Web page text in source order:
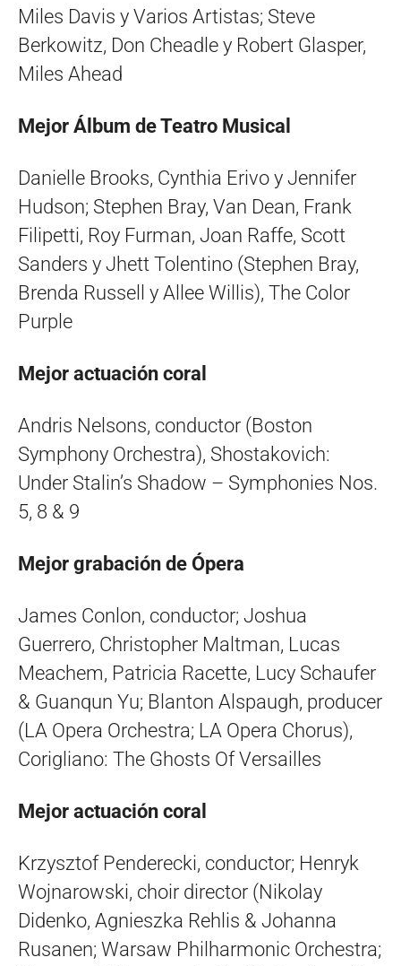
Miles Davis y Varios Artistas; Steve
Berkowitz, Don Cheadle y Robert Glasper,
Miles Ahead
Mejor Álbum de Teatro Musical
Danielle Brooks, Cynthia Erivo y Jennifer
Hudson; Stephen Bray, Van Dean, Frank
Filipetti, Roy Furman, Joan Raffe, Scott
Sanders y Jhett Tolentino (Stephen Bray,
Brenda Russell y Allee Willis), The Color
Purple
Mejor actuación coral
Andris Nelsons, conductor (Boston
Symphony Orchestra), Shostakovich:
Under Stalin’s Shadow – Symphonies Nos.
5, 8 & 9
Mejor grabación de Ópera
James Conlon, conductor; Joshua
Guerrero, Christopher Maltman, Lucas
Meachem, Patricia Racette, Lucy Schaufer
& Guanqun Yu; Blanton Alspaugh, producer
(LA Opera Orchestra; LA Opera Chorus),
Corigliano: The Ghosts Of Versailles
Mejor actuación coral
Krzysztof Penderecki, conductor; Henryk
Wojnarowski, choir director (Nikolay
Didenko, Agnieszka Rehlis & Johanna
Rusanen; Warsaw Philharmonic Orchestra;